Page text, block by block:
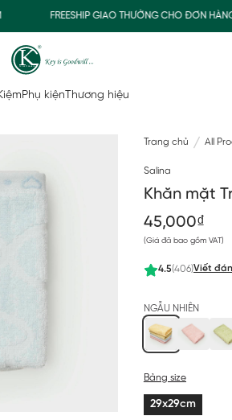
FREESHIP GIAO THƯỜNG CHO ĐƠN HÀNG
Phụ kiện Thương hiệu
Trang chủ All
Salina
Khăn mặt
45,000₫
(Giá đã bao gồm VAT)
4.5(406)Viết
NGẪU NHIÊN
Bảng size
29x29cm